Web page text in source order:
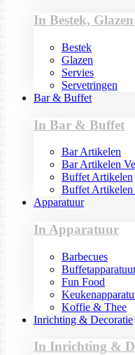
In Bestek,
Bestek
Glazen
Servies
Servetringen
Bar & Buffet
In Bar & Buffet
Bar Artikelen
Bar Artikelen
Buffet Artikelen
Buffet Artikelen
Apparatuur
In Apparatuur
Barbecues
Fun Food
Koffie & Thee
Inrichting & Decoratie
In Inrichting &